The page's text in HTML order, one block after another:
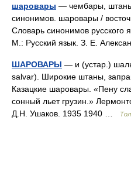
шаровары — чембары,
синонимов. шаровары /
Словарь синонимов русского
М.: Русский язык. З. Е.
ШАРОВАРЫ — и (устар.)
salvar). Широкие штаны,
Казацкие шаровары. «Пену
сонный льет грузин.»
Д.Н. Ушаков. 1935 1940 …